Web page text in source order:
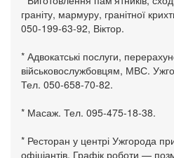
граніту, мармуру, гранітної
050-199-63-92, Віктор.
* Адвокатські послуги,
військовослужбовцям, МВС.
Тел. 050-658-70-82.
* Масаж. Тел. 095-475-18-38.
* Ресторан у центрі Ужгорода
офіціантів. Графік роботи —